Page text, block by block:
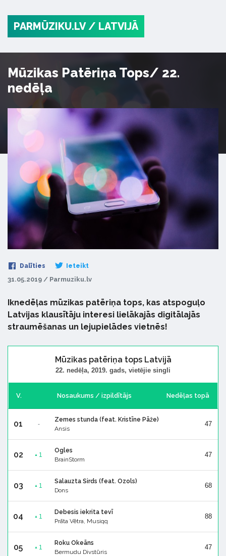
PARMŪZIKU.LV / LATVIJĀ
Mūzikas Patēriņa Tops/ 22.
nedēļa
Dalīties Ieteikt
31.05.2019 / Parmuziku.lv
Iknedēļas mūzikas patēriņa tops, kas atspoguļo
Latvijas klausītāju interesi lielākajās digitālajās
straumēšanas un lejupielādes vietnēs!
Mūzikas patēriņa tops Latvijā
22. nedēļa, 2019. gads, vietējie singli
V. Nosaukums / izpildītājs Nedēļas topā
01 -
Zemes stunda (feat. Kristīne Pāže)
Ansis
47
02 ▲ 1
Ogles
BrainStorm
47
03 ▲ 1
Salauzta Sirds (feat. Ozols)
Dons
68
04 ▲ 1
Debesis iekrita tevī
Prāta Vētra, Musiqq
88
05 ▲ 1
Roku Okeāns
Bermudu Divstūris
47